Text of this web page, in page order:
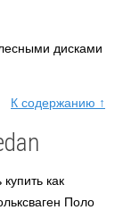
дисками
К содержанию ↑
как
Поло